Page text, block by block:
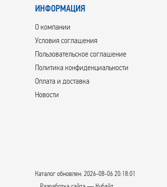
ИНФОРМАЦИЯ
О компании
Условия соглашения
Пользовательское соглашение
Политика конфиденциальности
Оплата и доставка
Новости
Каталог обновлен: 2026-08-06 20:18:01